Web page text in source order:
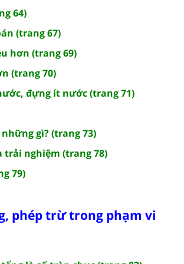
64)
(trang 67)
hơn (trang 69)
(trang 70)
đựng ít nước (trang 71)
gì? (trang 73)
trải nghiệm (trang 78)
79)
phép trừ trong phạm vi